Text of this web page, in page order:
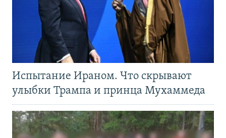
Испытание Ираном. Что скрывают
улыбки Трампа и принца Мухаммеда